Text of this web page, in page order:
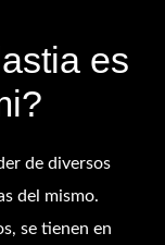
es
de diversos
del mismo.
se tienen en